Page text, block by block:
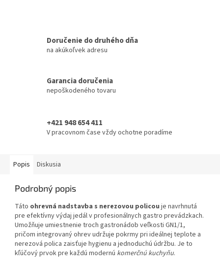
Doručenie do druhého dňa
na akúkoľvek adresu
Garancia doručenia
nepoškodeného tovaru
+421 948 654 411
V pracovnom čase vždy ochotne poradíme
Popis Diskusia
Podrobný popis
Táto ohrevná nadstavba s nerezovou policou je navrhnutá
pre efektívny výdaj jedál v profesionálnych gastro prevádzkach.
Umožňuje umiestnenie troch gastronádob veľkosti GN1/1,
pričom integrovaný ohrev udržuje pokrmy pri ideálnej teplote a
nerezová polica zaisťuje hygienu a jednoduchú údržbu. Je to
kľúčový prvok pre každú modernú komerčnú kuchyňu.